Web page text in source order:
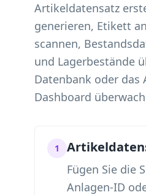
Artikeldatensatz
generieren, Etikett
scannen,
und Lagerbestände
Datenbank oder das
Dashboard
1
Fügen Sie die
Anlagen-ID